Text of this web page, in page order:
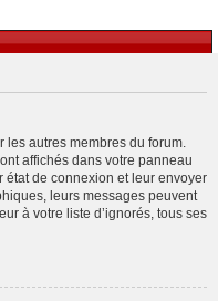
autres membres du forum.
affichés dans votre panneau
état de connexion et leur envoyer
leurs messages peuvent
à votre liste d’ignorés, tous ses